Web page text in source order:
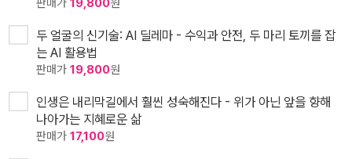
판매가 19,800원
두 얼굴의 신기술: AI 딜레마 - 수익과 안전, 두 마리 토끼를 잡
는 AI 활용법
판매가 19,800원
인생은 내리막길에서 훨씬 성숙해진다 - 위가 아닌 앞을 향해
나아가는 지혜로운 삶
판매가 17,100원